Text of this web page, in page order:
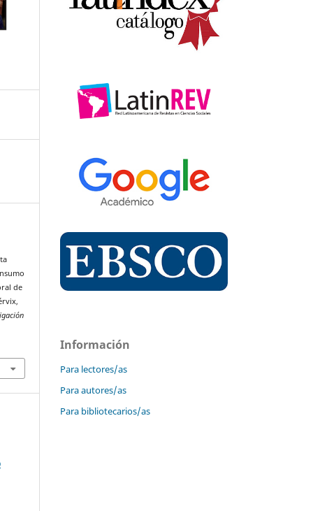
de
Información
Para lectores/as
Para autores/as
Para bibliotecarios/as